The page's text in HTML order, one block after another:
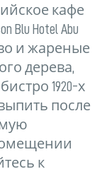
кафе
Blu Hotel Abu
и жареные
дерева,
1920-х
после
к